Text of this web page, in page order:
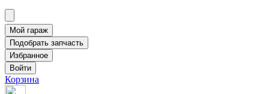
Корзина